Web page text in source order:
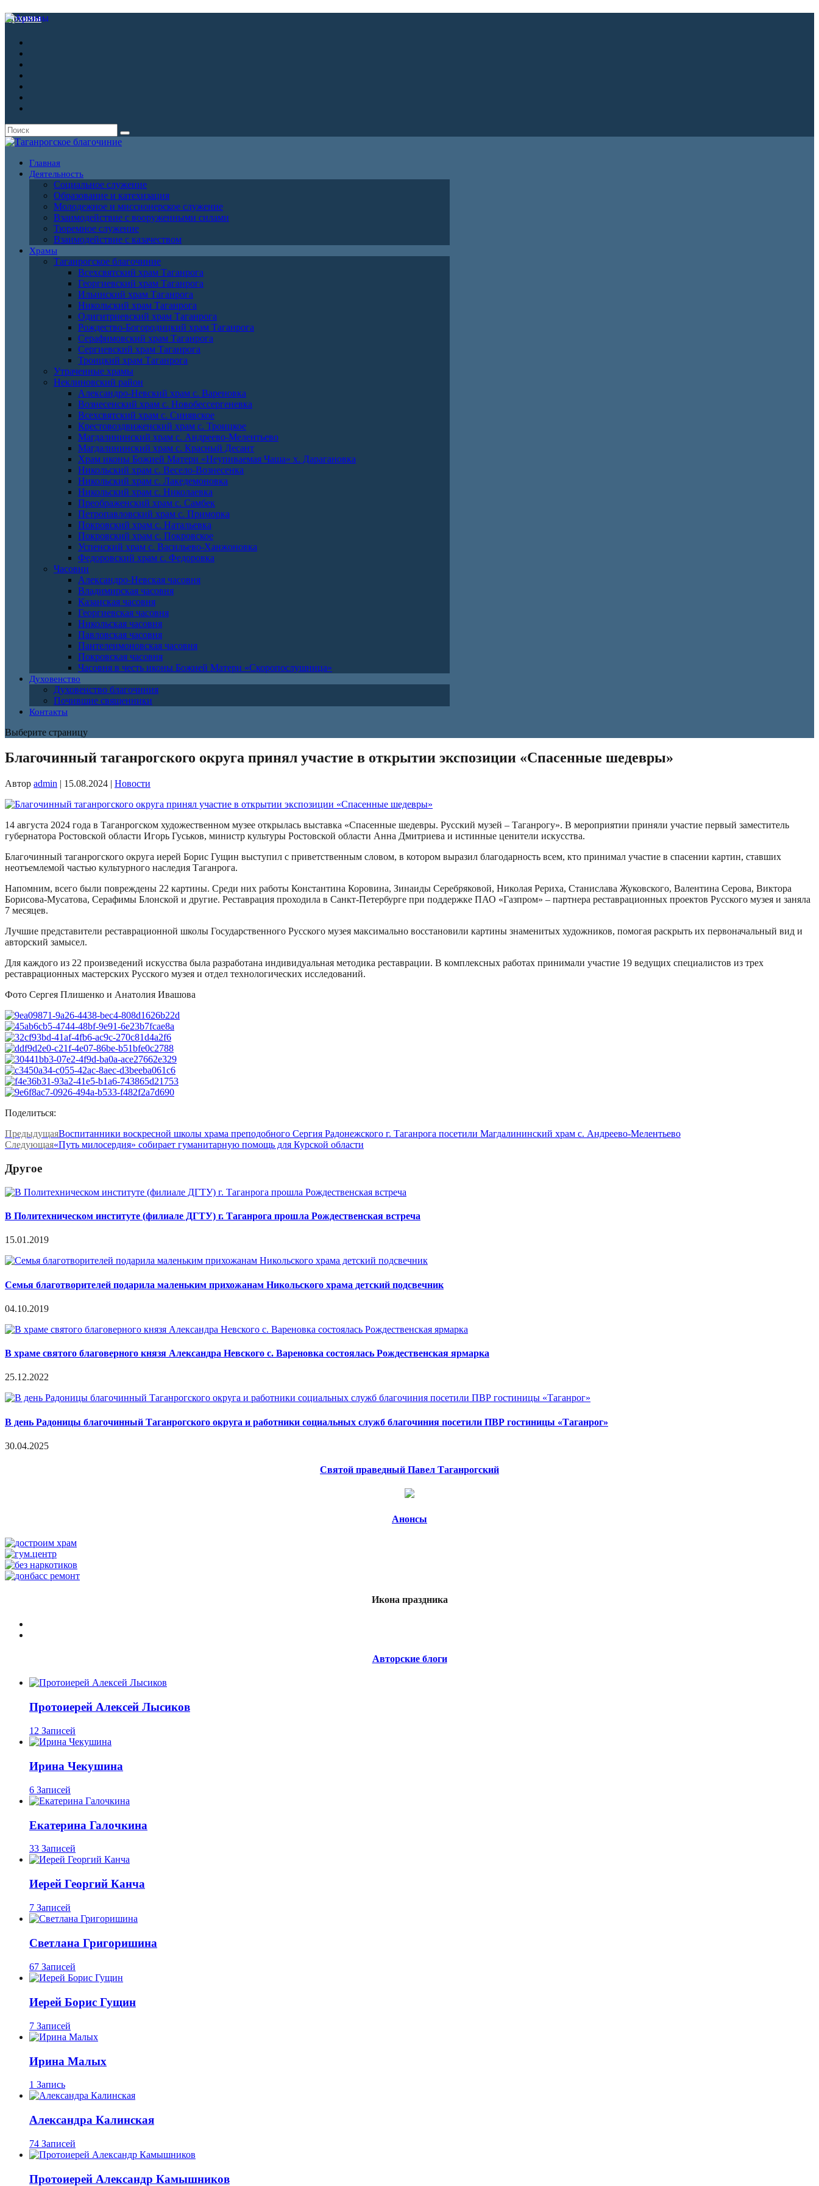
Архивы
Главная
Деятельность
Социальное служение
Образование и катехизация
Молодежное и миссионерское служение
Взаимодействие с вооруженными силами
Тюремное служение
Взаимодействие с казачеством
Храмы
Таганрогское благочиние
Всехсвятский храм Таганрога
Георгиевский храм Таганрога
Ильинский храм Таганрога
Никольский храм Таганрога
Одигитриевский храм Таганрога
Рождество-Богородицкий храм Таганрога
Серафимовский храм Таганрога
Сергиевский храм Таганрога
Троицкий храм Таганрога
Утраченные храмы
Неклиновский район
Александро-Невский храм с. Вареновка
Вознесенский храм с. Новобессергеневка
Всехсвятский храм с. Синявское
Крестовоздвиженский храм с. Троицкое
Магдалининский храм с. Андреево-Мелентьево
Магдалининский храм с. Красный Десант
Храм иконы Божией Матери «Неупиваемая Чаша» х. Дарагановка
Никольский храм с. Весело-Вознесенка
Никольский храм с. Лакедемоновка
Никольский храм с. Николаевка
Преображенский храм с. Самбек
Петропавловский храм с. Приморка
Покровский храм с. Натальевка
Покровский храм с. Покровское
Успенский храм с. Васильево-Ханжоновка
Федоровский храм с. Федоровка
Часовни
Александро-Невская часовня
Владимирская часовня
Казанская часовня
Георгиевская часовня
Никольская часовня
Павловская часовня
Пантелеимоновская часовня
Покровская часовня
Часовня в честь иконы Божией Матери «Скоропослушница»
Духовенство
Духовенство благочиния
Почившие священники
Контакты
Выберите страницу
Благочинный таганрогского округа принял участие в открытии экспозиции «Спасенные шедевры»
Автор admin | 15.08.2024 | Новости
14 августа 2024 года в Таганрогском художественном музее открылась выставка «Спасенные шедевры. Русский музей – Таганрогу». В мероприятии приняли участие первый заместитель
губернатора Ростовской области Игорь Гуськов, министр культуры Ростовской области Анна Дмитриева и истинные ценители искусства.
Благочинный таганрогского округа иерей Борис Гущин выступил с приветственным словом, в котором выразил благодарность всем, кто принимал участие в спасении картин, ставших
неотъемлемой частью культурного наследия Таганрога.
Напомним, всего были повреждены 22 картины. Среди них работы Константина Коровина, Зинаиды Серебряковой, Николая Рериха, Станислава Жуковского, Валентина Серова, Виктора
Борисова-Мусатова, Серафимы Блонской и другие. Реставрация проходила в Санкт-Петербурге при поддержке ПАО «Газпром» – партнера реставрационных проектов Русского музея и заняла
7 месяцев.
Лучшие представители реставрационной школы Государственного Русского музея максимально восстановили картины знаменитых художников, помогая раскрыть их первоначальный вид и
авторский замысел.
Для каждого из 22 произведений искусства была разработана индивидуальная методика реставрации. В комплексных работах принимали участие 19 ведущих специалистов из трех
реставрационных мастерских Русского музея и отдел технологических исследований.
Фото Сергея Плишенко и Анатолия Ивашова
Поделиться:
ПредыдущаяВоспитанники воскресной школы храма преподобного Сергия Радонежского г. Таганрога посетили Магдалининский храм с. Андреево-Мелентьево
Следующая«Путь милосердия» собирает гуманитарную помощь для Курской области
Другое
В Политехническом институте (филиале ДГТУ) г. Таганрога прошла Рождественская встреча
15.01.2019
Семья благотворителей подарила маленьким прихожанам Никольского храма детский подсвечник
04.10.2019
В храме святого благоверного князя Александра Невского с. Вареновка состоялась Рождественская ярмарка
25.12.2022
В день Радоницы благочинный Таганрогского округа и работники социальных служб благочиния посетили ПВР гостиницы «Таганрог»
30.04.2025
Святой праведный Павел Таганрогский
Анонсы
Икона праздника
Авторские блоги
Протоиерей Алексей Лысиков
12 Записей
Ирина Чекушина
6 Записей
Екатерина Галочкина
33 Записей
Иерей Георгий Канча
7 Записей
Светлана Григоришина
67 Записей
Иерей Борис Гущин
7 Записей
Ирина Малых
1 Запись
Александра Калинская
74 Записей
Протоиерей Александр Камышников